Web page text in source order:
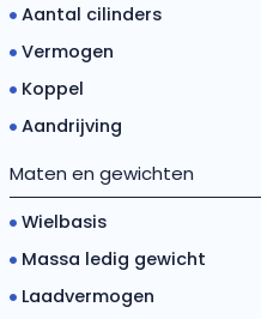
Aantal cilinders
Vermogen
Koppel
Aandrijving
Maten en gewichten
Wielbasis
Massa ledig gewicht
Laadvermogen